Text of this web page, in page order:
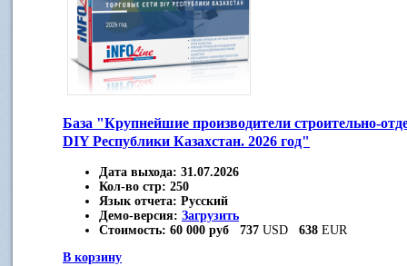
База "Крупнейшие производители строительно-
DIY Республики Казахстан. 2026 год"
Дата выхода: 31.07.2026
Кол-во стр: 250
Язык отчета: Русский
Демо-версия: Загрузить
Стоимость: 60 000 руб 737 USD 638 EUR
В корзину